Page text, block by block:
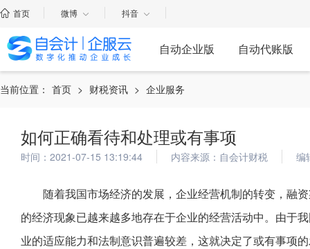
首页 微博 抖音
自动企业版 自动代账版
当前位置： 首页 > 财税资讯 > 企业服务
如何正确看待和处理或有事项
时间：2021-07-15 13:19:44 内容来源：自会计财税 编
随着我国市场经济的发展，企业经营机制的转变，融
的经济现象已越来越多地存在于企业的经营活动中。由于
业的适应能力和法制意识普遍较差，这就决定了或有事项